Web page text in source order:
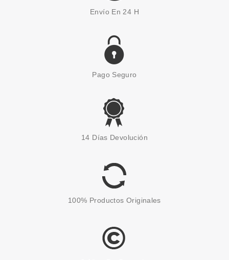
DR. LIPP
COLOUR TINT SWEET POTATO
4.48€
Envío En 24 H
Pago Seguro
14 Días Devolución
100% Productos Originales